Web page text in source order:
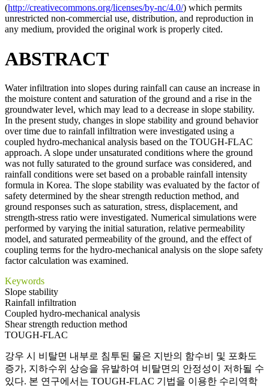
(http://creativecommons.org/licenses/by-nc/4.0/) which permits
unrestricted non-commercial use, distribution, and reproduction in
any medium, provided the original work is properly cited.
ABSTRACT
Water infiltration into slopes during rainfall can cause an increase in
the moisture content and saturation of the ground and a rise in the
groundwater level, which may lead to a decrease in slope stability.
In the present study, changes in slope stability and ground behavior
over time due to rainfall infiltration were investigated using a
coupled hydro-mechanical analysis based on the TOUGH-FLAC
approach. A slope under unsaturated conditions where the ground
was not fully saturated to the ground surface was considered, and
rainfall conditions were set based on a probable rainfall intensity
formula in Korea. The slope stability was evaluated by the factor of
safety determined by the shear strength reduction method, and
ground responses such as saturation, stress, displacement, and
strength-stress ratio were investigated. Numerical simulations were
performed by varying the initial saturation, relative permeability
model, and saturated permeability of the ground, and the effect of
coupling terms for the hydro-mechanical analysis on the slope safety
factor calculation was examined.
Keywords
Slope stability
Rainfall infiltration
Coupled hydro-mechanical analysis
Shear strength reduction method
TOUGH-FLAC
강우 시 비탈면 내부로 침투된 물은 지반의 함수비 및 포화도
증가, 지하수위 상승을 유발하여 비탈면의 안정성이 저하될 수
있다. 본 연구에서는 TOUGH-FLAC 기법을 이용한 수리역학